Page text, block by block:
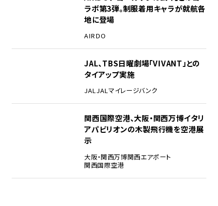
ラボ第3弾。制服着用キャラが就航各
地に登場
AIRDO
JAL、TBS日曜劇場「VIVANT」との
タイアップ実施
JALJALマイレージバンク
関西国際空港、大阪・関西万博イタリ
アパビリオンの木製飛行機を空港展
示
大阪・関西万博関西エアポート
関西国際空港